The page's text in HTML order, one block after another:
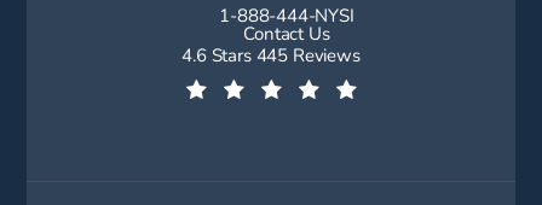
Call New York Spine Institute on
1-888-444-NYSI
Contact Us
New York Spine Institute reviews:
4.6 Stars 445 Reviews